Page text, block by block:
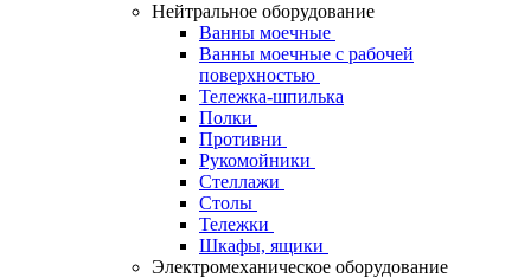
Нейтральное оборудование
Ванны моечные
Ванны моечные с рабочей
поверхностью
Тележка-шпилька
Полки
Противни
Рукомойники
Стеллажи
Столы
Тележки
Шкафы, ящики
Электромеханическое оборудование